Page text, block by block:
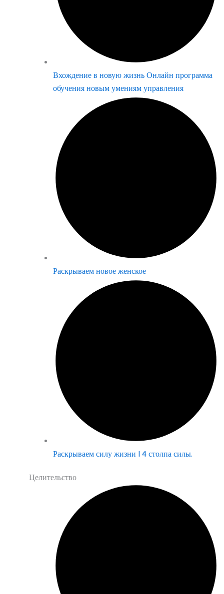
Вхождение в новую жизнь Онлайн программа
обучения новым умениям управления
Раскрываем новое женское
Раскрываем силу жизни | 4 столпа силы.
Целительство